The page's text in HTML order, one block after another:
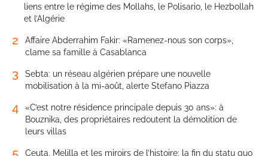
liens entre le régime des Mollahs, le Polisario, le Hezbollah
et l’Algérie
2
Affaire Abderrahim Fakir: «Ramenez-nous son corps»,
clame sa famille à Casablanca
3
Sebta: un réseau algérien prépare une nouvelle
mobilisation à la mi-août, alerte Stefano Piazza
4
«C’est notre résidence principale depuis 30 ans»: à
Bouznika, des propriétaires redoutent la démolition de
leurs villas
5 Ceuta, Melilla et les miroirs de l’histoire: la fin du statu quo